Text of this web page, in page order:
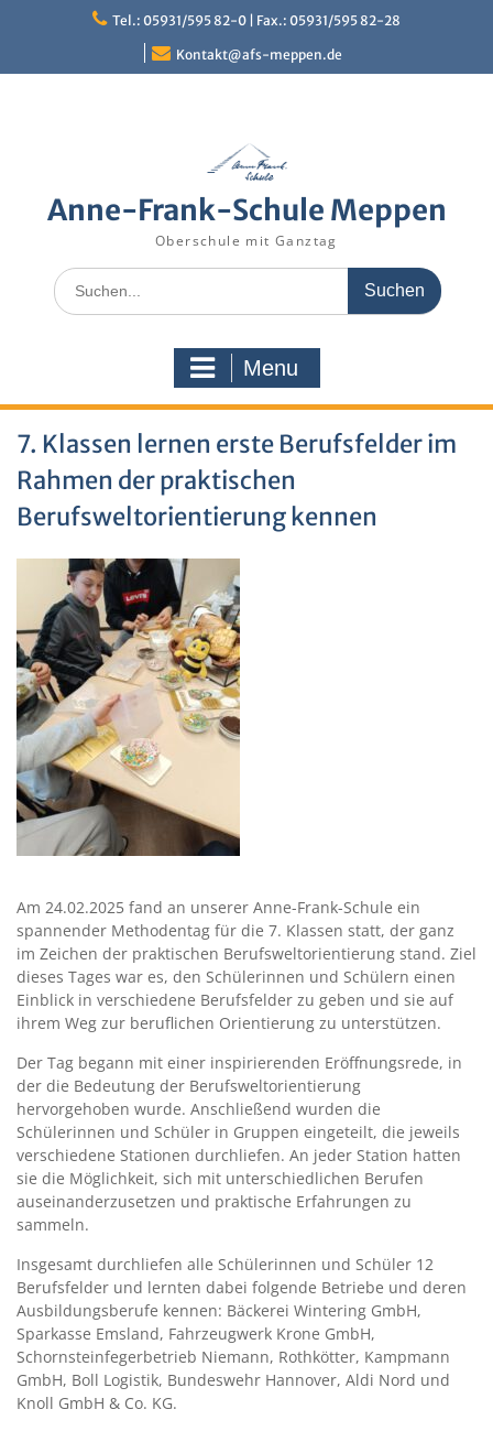
Tel.: 05931/595 82-0 | Fax.: 05931/595 82-28
Kontakt@afs-meppen.de
Anne-Frank-Schule Meppen
Oberschule mit Ganztag
Search
for:
Menu
7. Klassen lernen erste Berufsfelder im
Rahmen der praktischen
Berufsweltorientierung kennen
Am 24.02.2025 fand an unserer Anne-Frank-Schule ein
spannender Methodentag für die 7. Klassen statt, der ganz
im Zeichen der praktischen Berufsweltorientierung stand. Ziel
dieses Tages war es, den Schülerinnen und Schülern einen
Einblick in verschiedene Berufsfelder zu geben und sie auf
ihrem Weg zur beruflichen Orientierung zu unterstützen.
Der Tag begann mit einer inspirierenden Eröffnungsrede, in
der die Bedeutung der Berufsweltorientierung
hervorgehoben wurde. Anschließend wurden die
Schülerinnen und Schüler in Gruppen eingeteilt, die jeweils
verschiedene Stationen durchliefen. An jeder Station hatten
sie die Möglichkeit, sich mit unterschiedlichen Berufen
auseinanderzusetzen und praktische Erfahrungen zu
sammeln.
Insgesamt durchliefen alle Schülerinnen und Schüler 12
Berufsfelder und lernten dabei folgende Betriebe und deren
Ausbildungsberufe kennen: Bäckerei Wintering GmbH,
Sparkasse Emsland, Fahrzeugwerk Krone GmbH,
Schornsteinfegerbetrieb Niemann, Rothkötter, Kampmann
GmbH, Boll Logistik, Bundeswehr Hannover, Aldi Nord und
Knoll GmbH & Co. KG.